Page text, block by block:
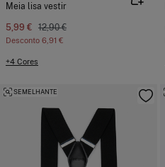
Meia lisa vestir
5,99 € 12,90 €
Desconto 6,91 €
+4 Cores
SEMELHANTE